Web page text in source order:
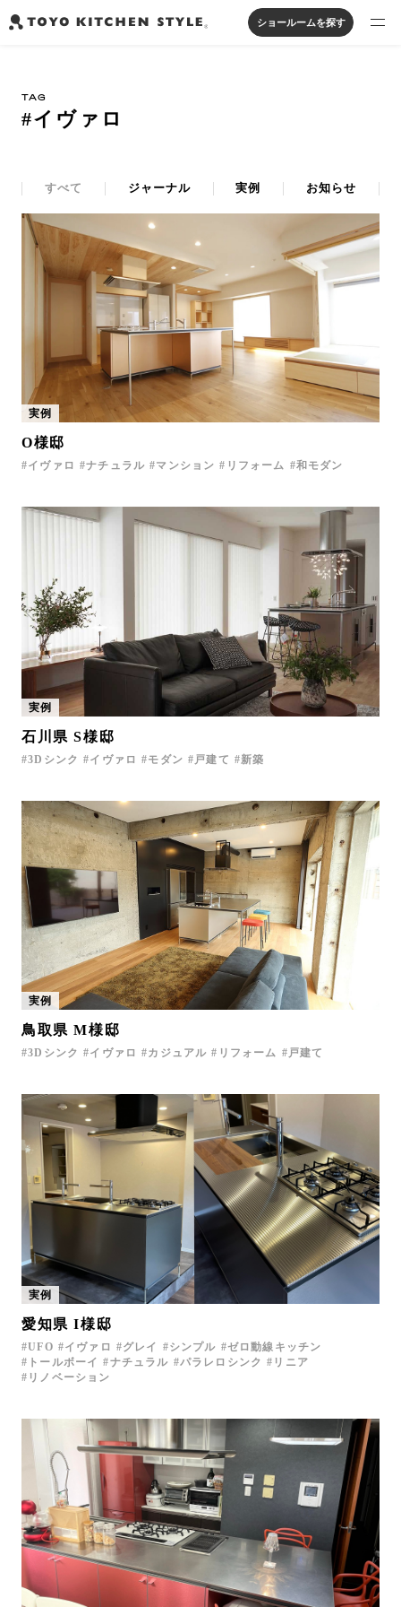
オープンキッチン
ペニンシュラキッチン
システムキッチン
実例から探す
私たちについて
ジャーナルを読む
オンラインストア
カタログを見る
よくあるご質問
お問い合わせ
サポート
LANGUAGE :
EN
ショールームを探す
TAG
#イヴァロ
すべて ジャーナル 実例 お知らせ
実例
O様邸
イヴァロ ナチュラル マンション リフォーム 和モダン
実例
石川県 S様邸
3Dシンク イヴァロ モダン 戸建て 新築
実例
鳥取県 M様邸
3Dシンク イヴァロ カジュアル リフォーム 戸建て
実例
愛知県 I様邸
UFO イヴァロ グレイ シンプル
ゼロ動線キッチン
トールボーイ
ナチュラル パラレロシンク
リニア
リノベーション